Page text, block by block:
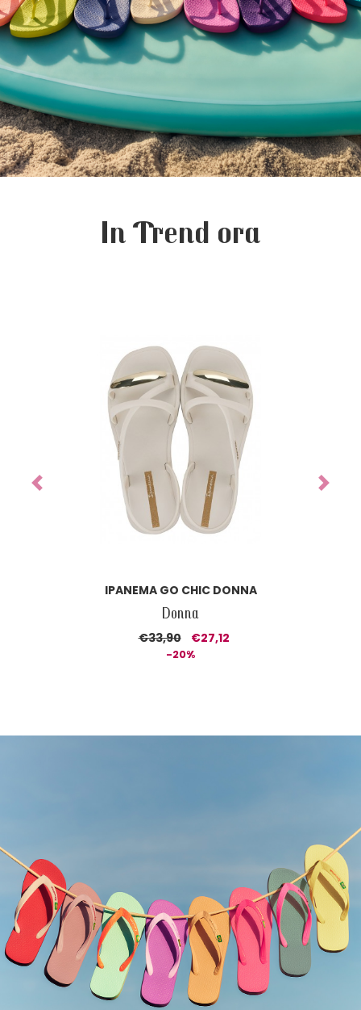
In Trend ora
IPANEMA CLASS DREAMY SANDAL DONNA
Donna
€37,90 €26,53
-30%
Previous Next